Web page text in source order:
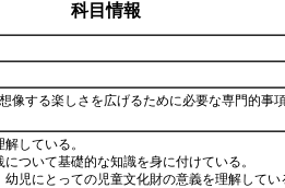
科目情報
する楽しさを広げるために必要な専門的
している。
ついて基礎的な知識を身に付けている。
児にとっての児童文化財の意義を理解してい